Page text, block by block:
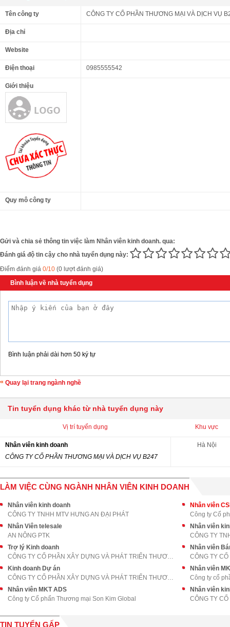
Tên công ty CÔNG TY CỔ PHẦN THƯƠNG MẠI VÀ DỊCH VỤ
Địa chỉ
Website
Điện thoại 0985555542
Giới thiệu
Quy mô công ty
Gửi và chia sẻ thông tin việc làm Nhân viên kinh doanh. qua:
Đánh giá độ tin cậy cho nhà tuyển dụng này:
Điểm đánh giá 0/10 (0 lượt đánh giá)
Bình luận về nhà tuyển dụng
Bình luận phải dài hơn 50 ký tự
Quay lại trang ngành nghề
Tin tuyển dụng khác từ nhà tuyển dụng này
Vị trí tuyển dụng Khu vực
Nhân viên kinh doanh
CÔNG TY CỔ PHẦN THƯƠNG MẠI VÀ DỊCH VỤ B247
Hà Nội
LÀM VIỆC CÙNG NGÀNH NHÂN VIÊN KINH DOANH
Nhân viên kinh doanh
CÔNG TY TNHH MTV HƯNG AN ĐẠI PHÁT
Nhân viên
Công ty Cổ
Nhân Viên telesale
AN NÔNG PTK
CÔNG TY
Trợ lý Kinh doanh
CÔNG TY CỔ PHẦN XÂY DỰNG VÀ PHÁT TRIỂN THƯƠNG MẠI
Nhân viên
Kinh doanh Dự án
CÔNG TY CỔ PHẦN XÂY DỰNG VÀ PHÁT TRIỂN THƯƠNG MẠI
Nhân viên
Công ty cổ
Nhân viên MKT ADS
Công ty Cổ phẩn Thương mại Son Kim Global
Nhân viên
CÔNG TY
TIN TUYỂN GẤP